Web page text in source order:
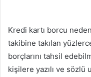
Kredi kartı borcu
takibine takılan
borçlarını tahsil
kişilere yazılı ve sözlü